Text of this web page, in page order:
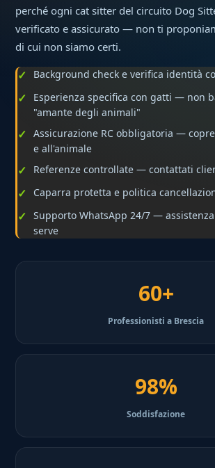
perché ogni cat sitter del circuito Dog
verificato e assicurato — non ti
di cui non siamo certi.
Background check e verifica identità
Esperienza specifica con gatti — non
"amante degli animali"
Assicurazione RC obbligatoria —
e all'animale
Referenze controllate — contattati
Caparra protetta e politica
Supporto WhatsApp 24/7 —
serve
60+
Professionisti a Brescia
98%
Soddisfazione